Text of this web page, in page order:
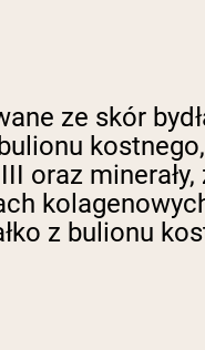
ze skór
oraz
z bulionu